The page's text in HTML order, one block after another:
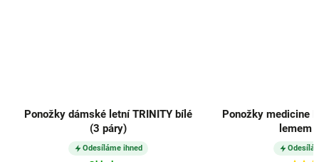
Ponožky dámské letní TRINITY bílé
(3 páry)
Odesíláme ihned
Ponožky medicine
lemem